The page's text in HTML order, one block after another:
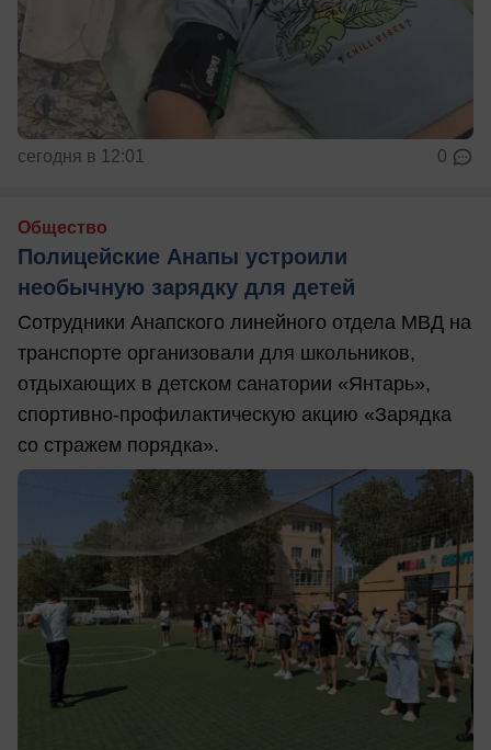
сегодня в 12:01 0
Общество
Полицейские Анапы устроили
необычную зарядку для детей
Сотрудники Анапского линейного отдела МВД на
транспорте организовали для школьников,
отдыхающих в детском санатории «Янтарь»,
спортивно-профилактическую акцию «Зарядка
со стражем порядка».